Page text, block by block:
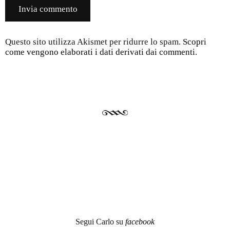
Questo sito utilizza Akismet per ridurre lo spam. Scopri
come vengono elaborati i dati derivati dai commenti.
Segui Carlo su facebook